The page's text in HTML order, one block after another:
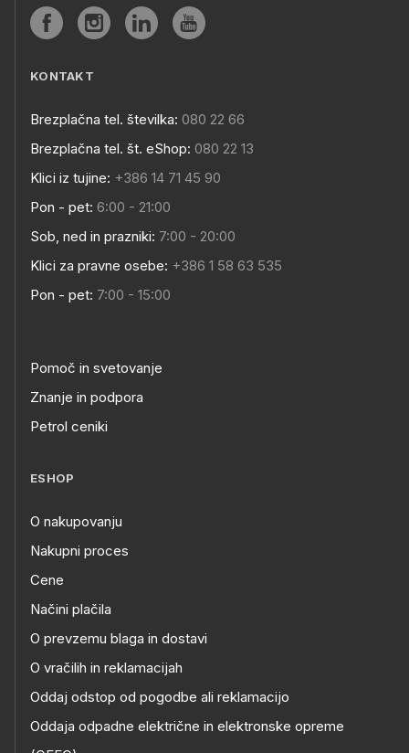
KONTAKT
Brezplačna tel. številka: 080 22 66
Brezplačna tel. št. eShop: 080 22 13
Klici iz tujine: +386 14 71 45 90
Pon - pet: 6:00 - 21:00
Sob, ned in prazniki: 7:00 - 20:00
Klici za pravne osebe: +386 1 58 63 535
Pon - pet: 7:00 - 15:00
Pomoč in svetovanje
Znanje in podpora
Petrol ceniki
ESHOP
O nakupovanju
Nakupni proces
Cene
Načini plačila
O prevzemu blaga in dostavi
O vračilih in reklamacijah
Oddaj odstop od pogodbe ali reklamacijo
Oddaja odpadne električne in elektronske opreme